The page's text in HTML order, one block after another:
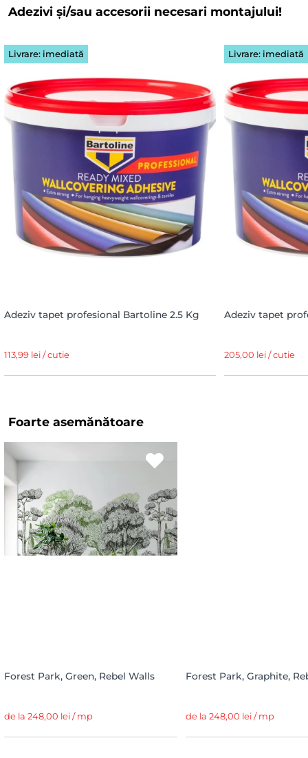
Adezivi și/sau accesorii necesari montajului!
Livrare: imediată
Adeziv tapet profesional Bartoline 2.5 Kg
113,99 lei / cutie
Livrare: imediată
Adeziv tapet
205,00 lei / cutie
Foarte asemănătoare
Forest Park, Green, Rebel Walls
de la 248,00 lei / mp
Forest Park, Graphite,
de la 248,00 lei / mp